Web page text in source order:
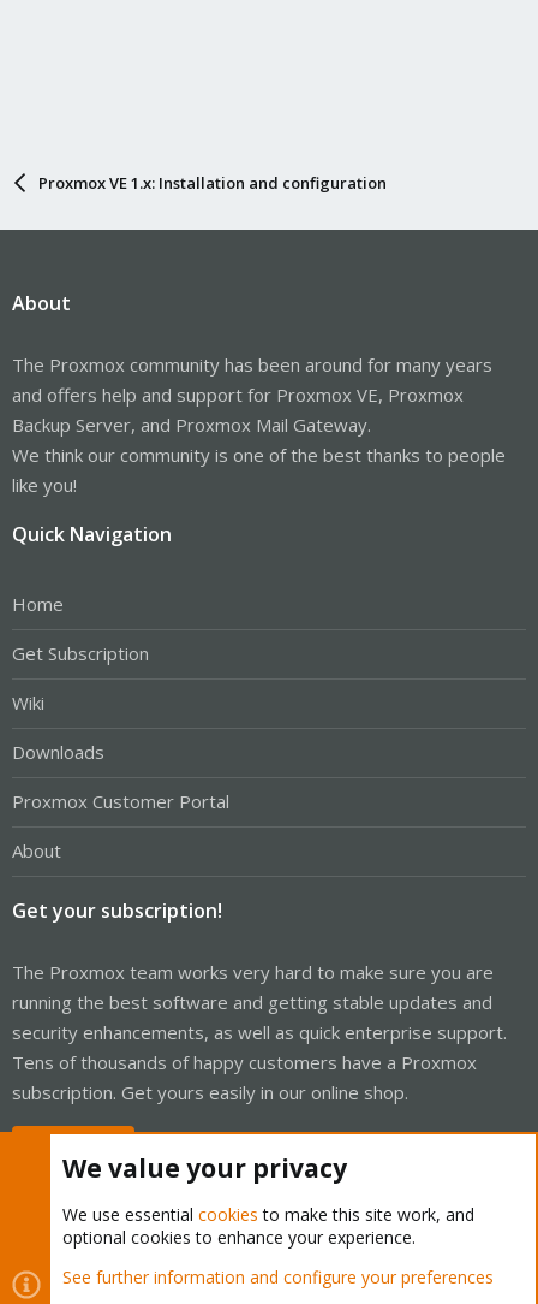
Proxmox VE 1.x: Installation and configuration
About
The Proxmox community has been around for many years
and offers help and support for Proxmox VE, Proxmox
Backup Server, and Proxmox Mail Gateway.
We think our community is one of the best thanks to people
like you!
Quick Navigation
Home
Get Subscription
Wiki
Downloads
Proxmox Customer Portal
About
Get your subscription!
The Proxmox team works very hard to make sure you are
running the best software and getting stable updates and
security enhancements, as well as quick enterprise support.
Tens of thousands of happy customers have a Proxmox
subscription. Get yours easily in our online shop.
Cookies
Proxmox Support Forum - Light Mode
We value your privacy
We use essential cookies to make this site work, and
optional cookies to enhance your experience.
See further information and configure your preferences